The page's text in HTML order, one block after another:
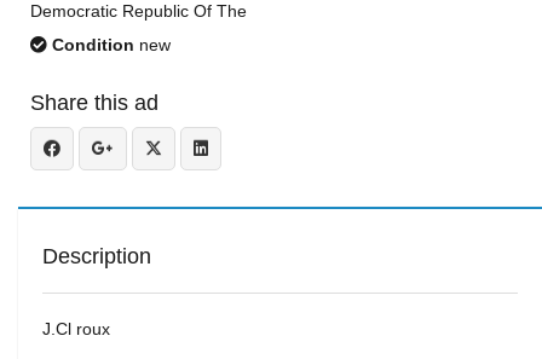
Democratic Republic Of The
Condition new
Share this ad
Description
J.Cl roux